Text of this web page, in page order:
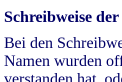
Schreibweise
Bei den
Namen wurden